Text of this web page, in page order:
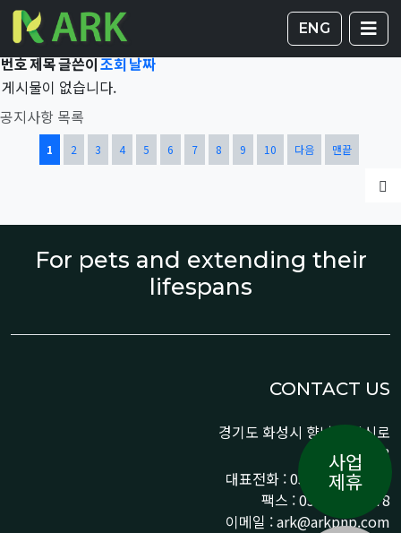
ENG
Total 42,114건1 페이지 게시판
공지사항 목록
번호제목글쓴이조회날짜
게시물이 없습니다.
열린
1 페이지
2
페이지3페이지4
페이지5페이지6
페이지7
페이지8
페이지9
페이지10
페이지 다음 맨끝
For pets and extending their
lifespans
CONTACT US
경기도 화성시 향남읍 상신로
290-13
대표전화 : 031-359-9776 /
팩스 : 031-359-9778
이메일 : ark@arkpnp.com
사업
제휴